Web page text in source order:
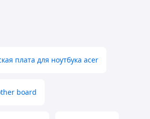
плата для ноутбука acer
board